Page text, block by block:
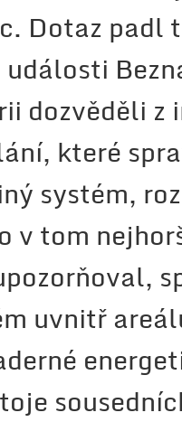
Dotaz padl
dozvěděli
které
systém,
v tom
uvnitř